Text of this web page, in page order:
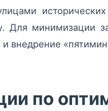
Для минимизации
внедрение
по